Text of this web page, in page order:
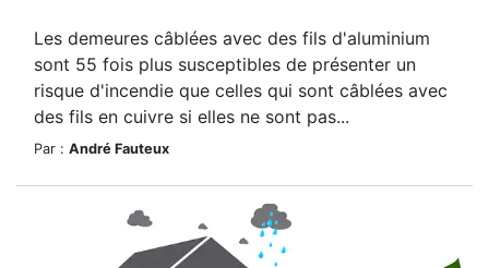
Les demeures câblées avec des fils d'aluminium
sont 55 fois plus susceptibles de présenter un
risque d'incendie que celles qui sont câblées avec
des fils en cuivre si elles ne sont pas...
Par : André Fauteux